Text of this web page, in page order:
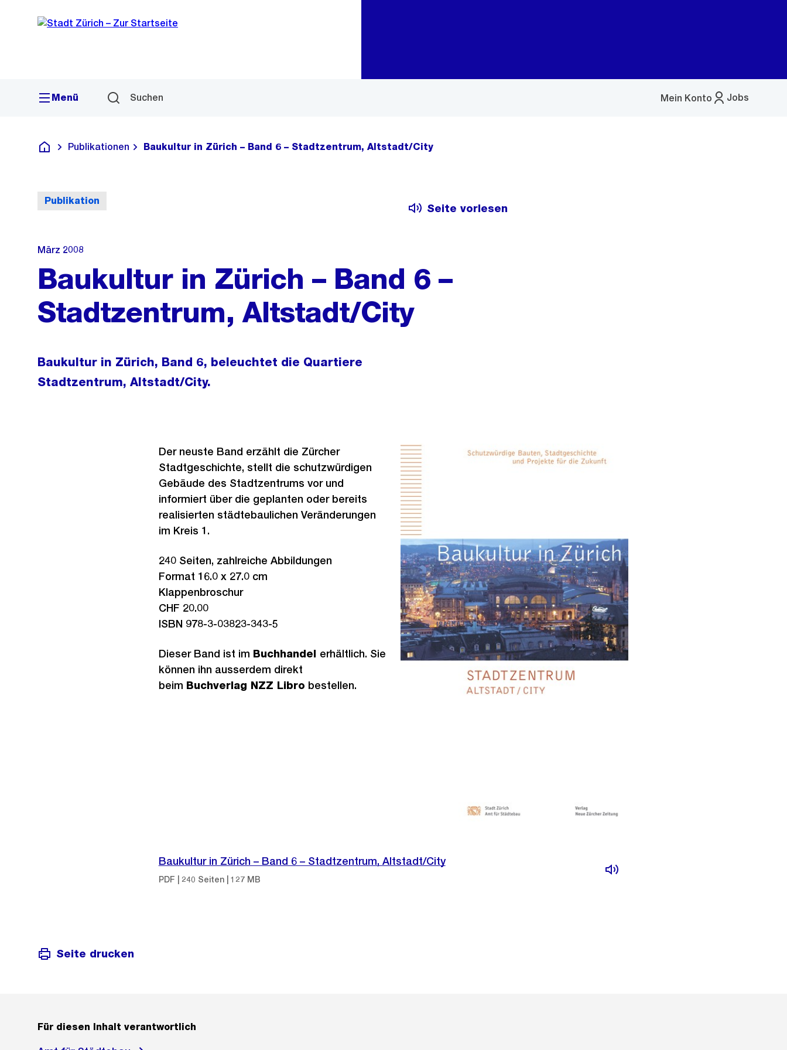
Navigation
Sprunglink
Menü Suchen Jobs
Mein Konto
Menü
Deutsch
Publikationen Baukultur in Zürich – Band 6 – Stadtzentrum, Altstadt/City
Publikation
Seite vorlesen
März 2008
Baukultur in Zürich – Band 6 –
Stadtzentrum, Altstadt/City
Baukultur in Zürich, Band 6, beleuchtet die Quartiere
Stadtzentrum, Altstadt/City.
Der neuste Band erzählt die Zürcher
Stadtgeschichte, stellt die schutzwürdigen
Gebäude des Stadtzentrums vor und
informiert über die geplanten oder bereits
realisierten städtebaulichen Veränderungen
im Kreis 1.
240 Seiten, zahlreiche Abbildungen
Format 16.0 x 27.0 cm
Klappenbroschur
CHF 20.00
ISBN 978-3-03823-343-5
Dieser Band ist im Buchhandel erhältlich. Sie
können ihn ausserdem direkt
beim Buchverlag NZZ Libro bestellen.
Baukultur in Zürich – Band 6 – Stadtzentrum, Altstadt/City
PDF | 240 Seiten | 127 MB
Seite drucken
Für diesen Inhalt verantwortlich